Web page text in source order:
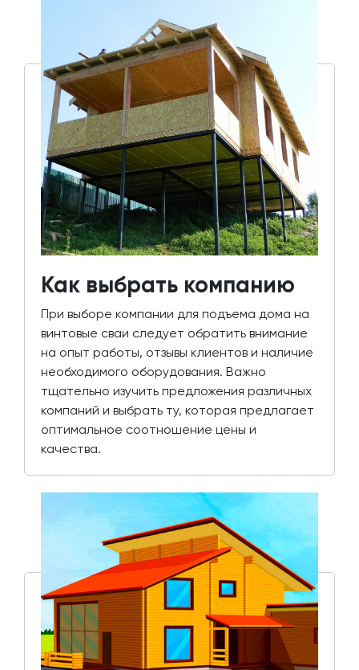
Как выбрать компанию
При выборе компании для подъема дома на
винтовые сваи следует обратить внимание
на опыт работы, отзывы клиентов и наличие
необходимого оборудования. Важно
тщательно изучить предложения различных
компаний и выбрать ту, которая предлагает
оптимальное соотношение цены и
качества.